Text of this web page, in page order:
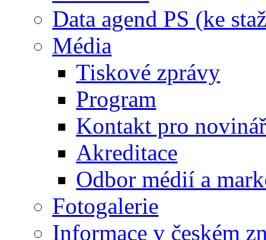
Data agend PS (ke
Média
Tiskové zprávy
Program
Kontakt pro
Akreditace
Odbor médií a
Fotogalerie
Informace v českém